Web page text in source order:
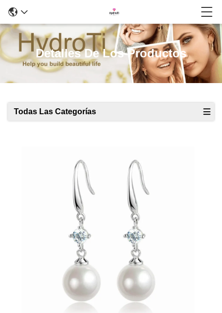
Detalles De Los Productos
Todas Las Categorías